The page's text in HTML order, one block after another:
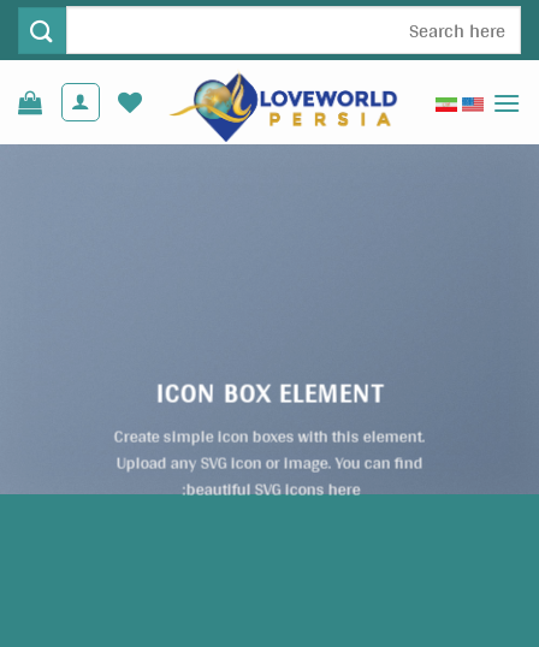
Skipجستجو
برای:
ICON BOX ELEMENT
Create simple icon boxes with this element.
Upload any SVG icon or image. You can find
beautiful SVG icons here: